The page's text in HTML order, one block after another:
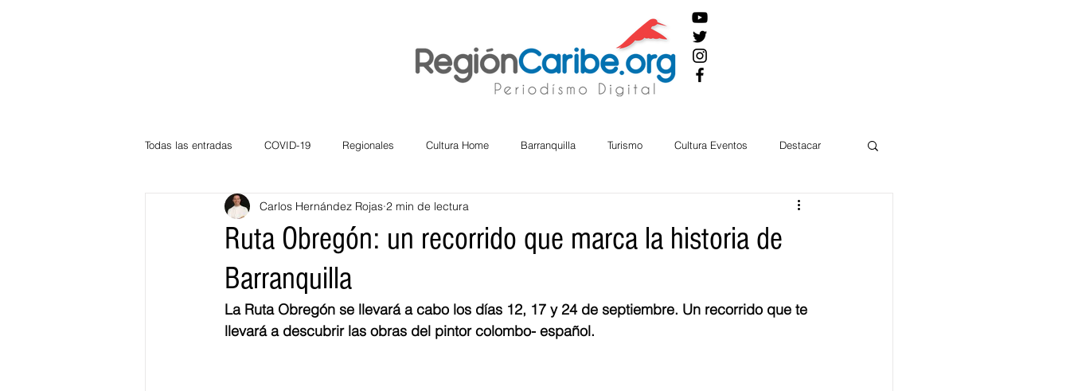
Todas las entradas COVID-19 Regionales Cultura Home Barranquilla Turismo Cultura Eventos Destacar
Atlántico La Guajira Cesar English
Bloggeros Hermanos Mayores
Educación BID BIENESTAR AMBIENTAL AFRO
Ruta Obregón: un recorrido que marca la historia de
Barranquilla
Carlos Hernández Rojas 2 min de lectura
La Ruta Obregón se llevará a cabo los días 12, 17 y 24 de septiembre. Un recorrido que te
llevará a descubrir las obras del pintor colombo- español.